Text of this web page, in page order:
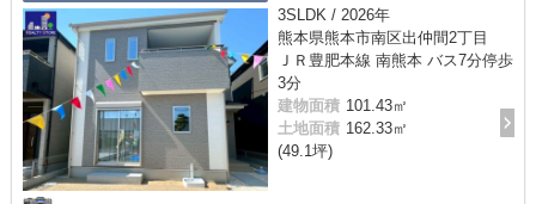
3SLDK / 2026年
熊本県熊本市南区出仲間2丁目
ＪＲ豊肥本線 南熊本 バス7分停歩
3分
建物面積 101.43㎡
土地面積 162.33㎡
(49.1坪)